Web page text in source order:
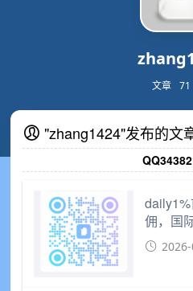
文章 71
"zhang1424"发布的文
佣，国